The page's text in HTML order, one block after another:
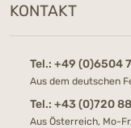
KONTAKT
Tel.: +49 (0)6504
Aus dem deutschen
Tel.: +43 (0)720
Aus Österreich, Mo-